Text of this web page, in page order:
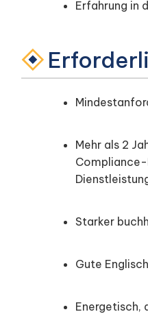
Erfahrung in
Mehr als 2
Compliance-
Starker
Gute
Energetisch,